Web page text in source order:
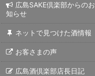
広島SAKE倶楽部からのお
知らせ
ネットで見つけた酒情報
お客さまの声
広島酒倶楽部店長日記